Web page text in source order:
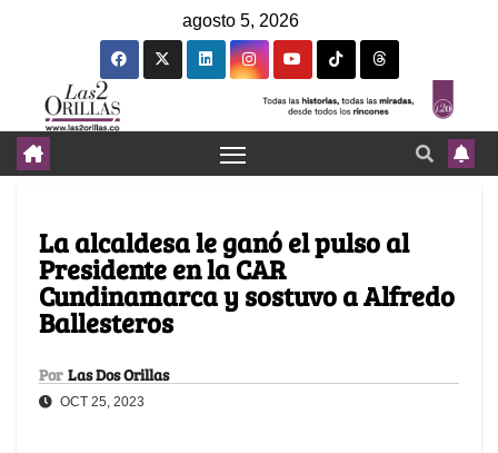
agosto 5, 2026
La alcaldesa le ganó el pulso al
Presidente en la CAR
Cundinamarca y sostuvo a Alfredo
Ballesteros
Por Las Dos Orillas
OCT 25, 2023